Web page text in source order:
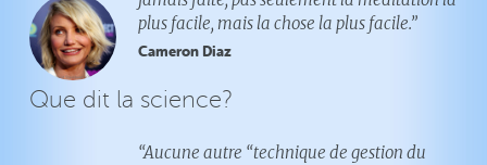
plus facile, mais la chose la plus facile.”
Cameron Diaz
Que dit la science?
“Aucune autre “technique de gestion du